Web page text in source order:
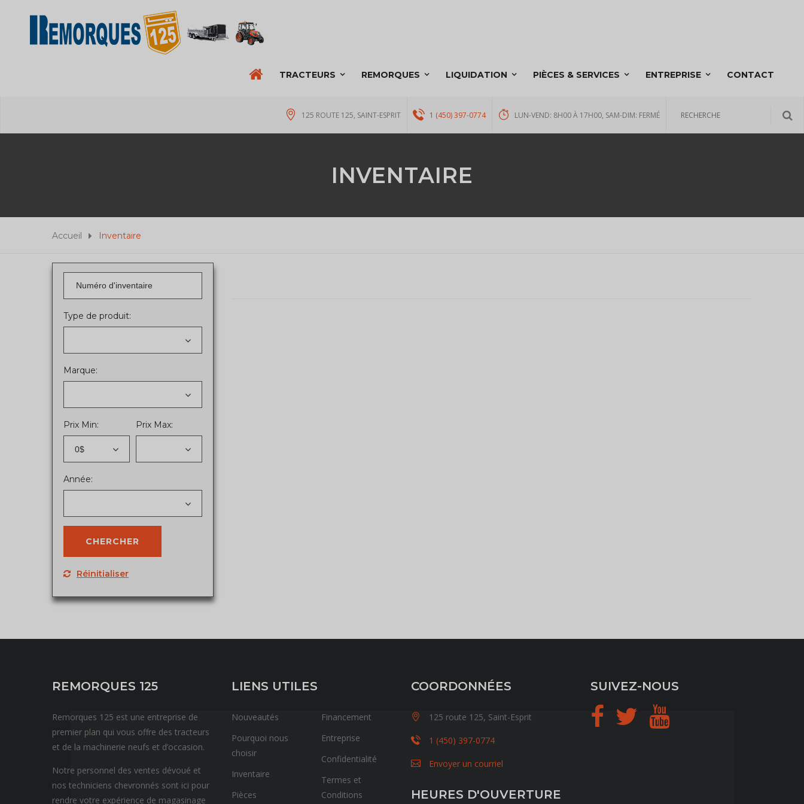
TRACTEURS REMORQUES LIQUIDATION PIÈCES & SERVICES ENTREPRISE CONTACT
125 ROUTE 125, SAINT-ESPRIT 1 (450) 397-0774 LUN-VEND: 8H00 À 17H00, SAM-DIM: FERMÉ
INVENTAIRE
Accueil Inventaire
Type de produit:
Marque:
Prix Min:
0$
Prix Max:
Année:
Réinitialiser
REMORQUES 125
Remorques 125 est une entreprise de
premier plan qui vous offre des tracteurs
et de la machinerie neufs et d’occasion.
Notre personnel des ventes dévoué et
nos techniciens chevronnés sont ici pour
rendre votre expérience de magasinage
LIENS UTILES
Nouveautés
Pourquoi nous
choisir
Inventaire
Pièces
Financement
Entreprise
Confidentialité
Termes et
Conditions
COORDONNÉES
125 route 125, Saint-Esprit
1 (450) 397-0774
Envoyer un courriel
HEURES D'OUVERTURE
SUIVEZ-NOUS